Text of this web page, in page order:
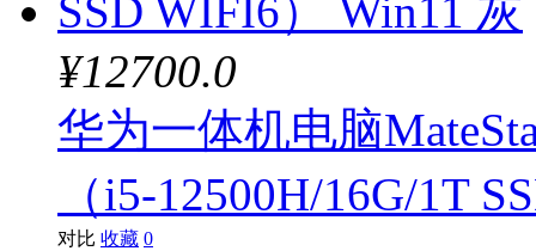
¥12700.0
华为一体机电脑
（i5-12500H/16G/1T
对比 收藏 0